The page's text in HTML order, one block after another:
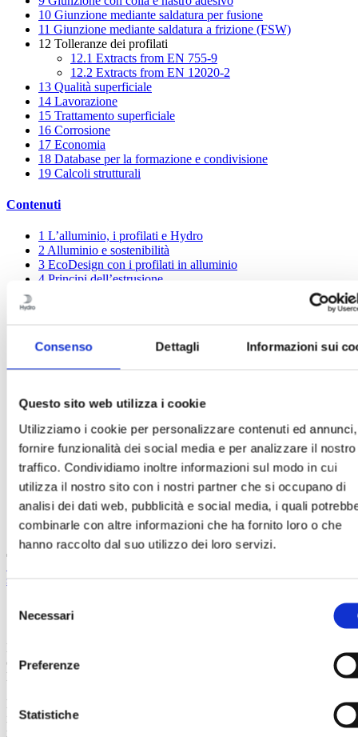
Consenso Dettagli Informazioni sui
Questo sito web utilizza i cookie
Utilizziamo i cookie per personalizzare contenuti ed
fornire funzionalità dei social media e per analizzare il nostro
traffico. Condividiamo inoltre informazioni sul modo in cui
utilizza il nostro sito con i nostri partner che si occupano di
analisi dei dati web, pubblicità e social media, i quali
combinarle con altre informazioni che ha fornito loro o che
hanno raccolto dal suo utilizzo dei loro servizi.
delNecessari
Preferenze
Statistiche
10 Giunzione mediante saldatura per fusione
11 Giunzione mediante saldatura a frizione (FSW)
12 Tolleranze dei profilati
12.1 Extracts from EN 755-9
12.2 Extracts from EN 12020-2
13 Qualità superficiale
14 Lavorazione
15 Trattamento superficiale
16 Corrosione
17 Economia
18 Database per la formazione e condivisione
19 Calcoli strutturali
Contenuti
1 L’alluminio, i profilati e Hydro
2 Alluminio e sostenibilità
3 EcoDesign con i profilati in alluminio
4 Principi dell’estrusione
9Giunzione con colla e nastro adesivo
10Giunzione mediante saldatura per fusione
12.1Extracts from EN 755-9
12.2
Extracts from EN 12020-2
13Qualità superficiale
14 Lavorazione
15Trattamento superficiale
Corrosione
17Economia
18 Database per la formazione e condivisione
19Calcoli strutturali
superficiale
12. Tolleranze dei profilati
È possibile produrre una varietà praticamente infinita di profilati. Di
conseguenza, non esistono regole generali che definiscono
lesoluzioni possibili e le tolleranze effettive.
La forma, lo spessore e la lega del profilato sono determinanti e
influenzano direttamente le tolleranze. In tale ambito, è importante
ricordare che tolleranze più rigide possono influenzare la produttività